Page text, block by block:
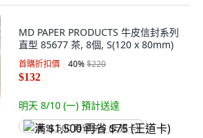
MD PAPER PRODUCTS 牛皮信封系列
直型 85677 茶, 8個, S(120 x 80mm)
首購折扣價 40%$220
$132
明天 8/10 (一) 預計送達
满 $1,500 再省 $75 (王道卡)